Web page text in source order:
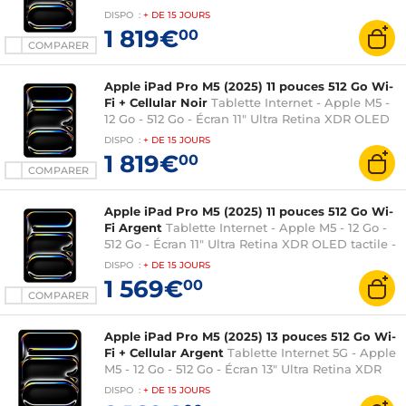
COMPARER
tactile - Wi-Fi 7 / Bluetooth 6 - Webcam -
Thunderbolt/USB 4 - iPadOS 26
DISPO : + DE 15 JOURS
1 819€00
COMPARER
Apple iPad Pro M5 (2025) 11 pouces 512 Go Wi-
Fi + Cellular Noir Tablette Internet - Apple M5 -
12 Go - 512 Go - Écran 11" Ultra Retina XDR OLED
tactile - Wi-Fi 7 / Bluetooth 6 - Webcam -
Thunderbolt/USB 4 - iPadOS 26
DISPO : + DE 15 JOURS
1 819€00
COMPARER
Apple iPad Pro M5 (2025) 11 pouces 512 Go Wi-
Fi Argent Tablette Internet - Apple M5 - 12 Go -
512 Go - Écran 11" Ultra Retina XDR OLED tactile -
Wi-Fi 7 / Bluetooth 6 - Webcam -
Thunderbolt/USB 4 - iPadOS 26
DISPO : + DE 15 JOURS
1 569€00
Apple iPad Pro M5 (2025) 13 pouces 512 Go Wi-
Fi + Cellular Argent Tablette Internet 5G - Apple
M5 - 12 Go - 512 Go - Écran 13" Ultra Retina XDR
OLED tactile - Wi-Fi 7 / Bluetooth 6 - Webcam -
Thunderbolt/USB 4 - iPadOS 26
DISPO : + DE 15 JOURS